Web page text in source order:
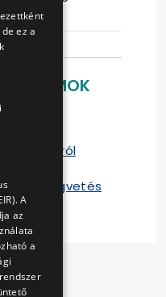
bejárásról
1. sz
költségvetés
ez a
A
az
a